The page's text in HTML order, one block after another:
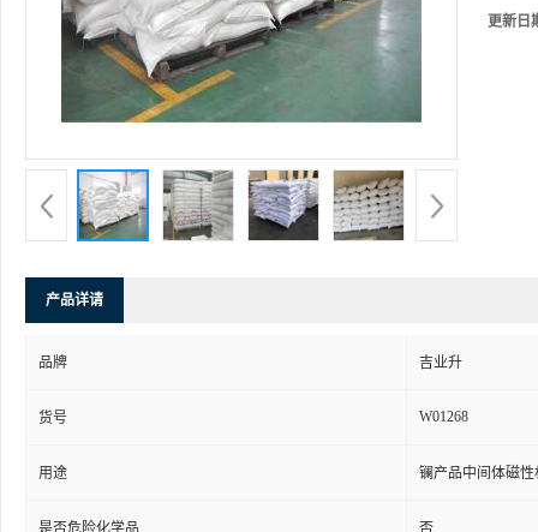
更新日
产品详请
品牌 吉业升
货号 W01268
用途 镧产品中间体磁
是否危险化学品 否